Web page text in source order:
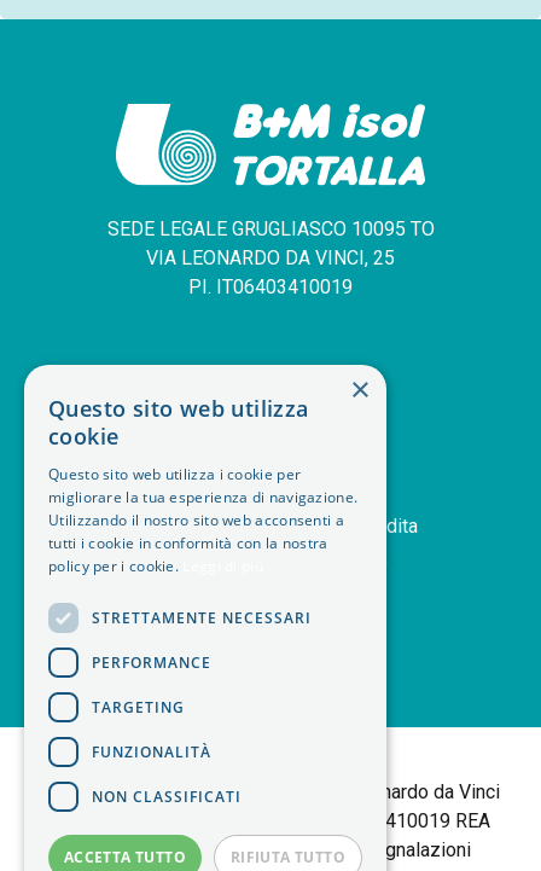
SEDE LEGALE GRUGLIASCO 10095 TO
VIA LEONARDO DA VINCI, 25
PI. IT06403410019
deskphone +39 011 408 14 28
orders Storico ordini
handshake Termini e condizioni di vendita
delivery_truck_speed
B+M isol TortallaSede Legale: Via Leonardo da Vinci
25 | 10095 Grugliasco (TO) P.IVA 06403410019 REA
TORINO 783877 | Policy Privacy |Segnalazioni
×
Questo sito web utilizza
cookie
Questo sito web utilizza i cookie per
migliorare la tua esperienza di navigazione.
Utilizzando il nostro sito web acconsenti a
tutti i cookie in conformità con la nostra
policy per i cookie.
STRETTAMENTE NECESSARI
PERFORMANCE
TARGETING
FUNZIONALITÀ
NON CLASSIFICATI
ACCETTA TUTTO RIFIUTA TUTTO